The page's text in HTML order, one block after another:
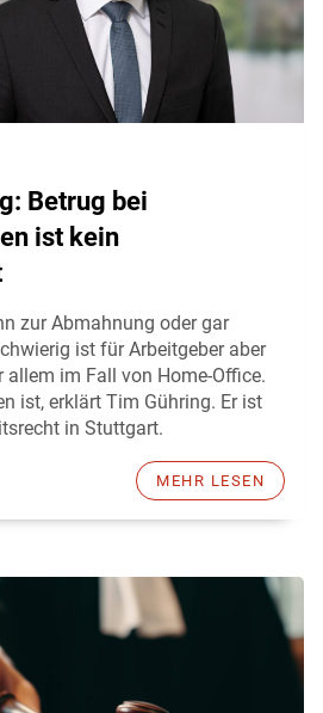
Betrug bei
ist kein
zur Abmahnung oder gar
ist für Arbeitgeber aber
allem im Fall von Home-Office.
ist, erklärt Tim Gühring. Er ist
in Stuttgart.
MEHR LESEN